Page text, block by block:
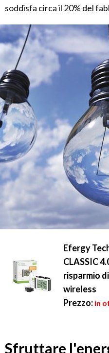
soddisfa circa il 20% del
Efergy
CLASSIC
risparmio
wireless
Prezzo: in
Sfruttare